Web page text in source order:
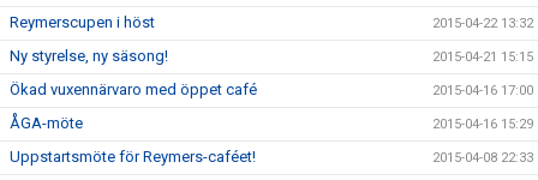
Reymerscupen i höst 2015-04-22 13:32
Ny styrelse, ny säsong! 2015-04-21 15:15
Ökad vuxennärvaro med öppet café 2015-04-16 17:00
ÅGA-möte 2015-04-16 15:29
Uppstartsmöte för Reymers-caféet! 2015-04-08 22:33